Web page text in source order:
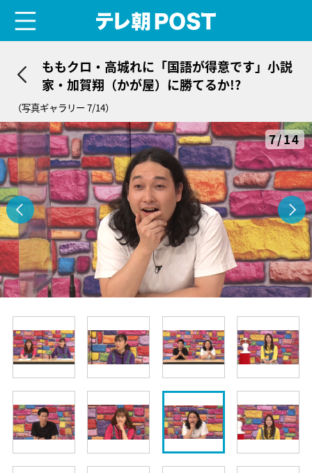
ももクロ・高城れに「国語が得意です」小説
家・加賀翔（かが屋）に勝てるか!?
（写真ギャラリー 7/14）
7/14